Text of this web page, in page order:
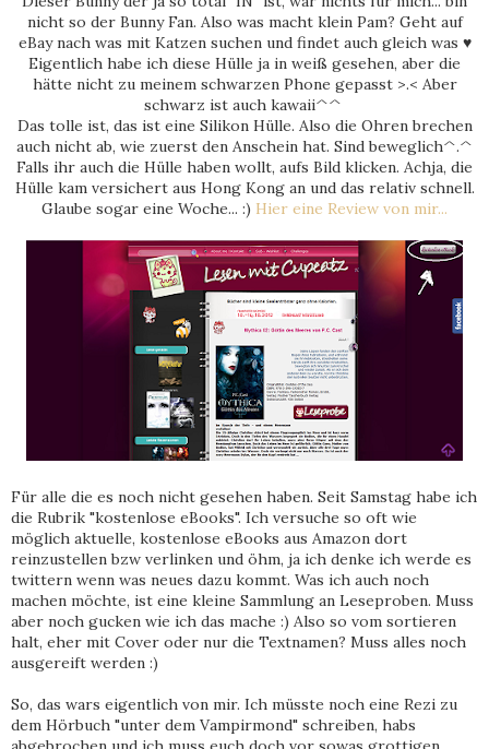
nicht so der Bunny Fan. Also was macht klein Pam? Geht auf
eBay nach was mit Katzen suchen und findet auch gleich was ♥
Eigentlich habe ich diese Hülle ja in weiß gesehen, aber die
hätte nicht zu meinem schwarzen Phone gepasst >.< Aber
schwarz ist auch kawaii^^
Das tolle ist, das ist eine Silikon Hülle. Also die Ohren brechen
auch nicht ab, wie zuerst den Anschein hat. Sind beweglich^.^
Falls ihr auch die Hülle haben wollt, aufs Bild klicken. Achja, die
Hülle kam versichert aus Hong Kong an und das relativ schnell.
Glaube sogar eine Woche... :) Hier eine Review von mir...
Für alle die es noch nicht gesehen haben. Seit Samstag habe ich
die Rubrik "kostenlose eBooks". Ich versuche so oft wie
möglich aktuelle, kostenlose eBooks aus Amazon dort
reinzustellen bzw verlinken und öhm, ja ich denke ich werde es
twittern wenn was neues dazu kommt. Was ich auch noch
machen möchte, ist eine kleine Sammlung an Leseproben. Muss
aber noch gucken wie ich das mache :) Also so vom sortieren
halt, eher mit Cover oder nur die Textnamen? Muss alles noch
ausgereift werden :)
So, das wars eigentlich von mir. Ich müsste noch eine Rezi zu
dem Hörbuch "unter dem Vampirmond" schreiben, habs